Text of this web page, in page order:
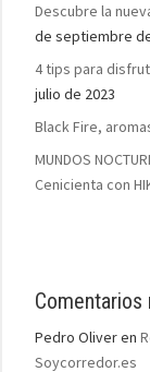
Descubre la
de septiembre
4 tips para
julio de 2023
Black Fire,
MUNDOS
Cenicienta con
Comentarios
Pedro Oliveren
Soycorredor.es